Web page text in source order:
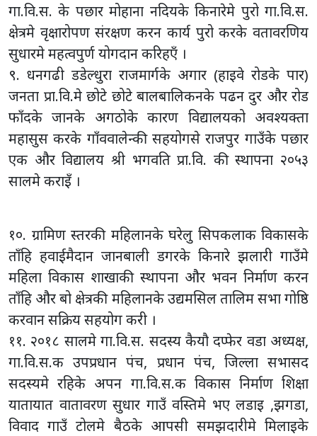
गा.वि.स. के पछार मोहाना नदियके किनारेमे पुरो गा.वि.स.
क्षेत्रमे वृक्षारोपण संरक्षण करन कार्य पुरो करके वतावरणिय
सुधारमे महत्वपुर्ण योगदान करिहएँ ।
९. धनगढी डडेल्धुरा राजमार्गके अगार (हाइवे रोडके पार)
जनता प्रा.वि.मे छोटे छोटे बालबालिकनके पढन दुर और रोड
फाँदके जानके अगठोके कारण विद्यालयको अवश्यक्ता
महासुस करके गाँववालेन्की सहयोगसे राजपुर गाउँके पछार
एक और विद्यालय श्री भगवति प्रा.वि. की स्थापना २०५३
सालमे कराइँ ।
१०. ग्रामिण स्तरकी महिलानके घरेलु सिपकलाक विकासके
ताँहि हवाईमैदान जानबाली डगरके किनारे झलारी गाउँमे
महिला विकास शाखाकी स्थापना और भवन निर्माण करन
ताँहि और बो क्षेत्रकी महिलानके उद्यमसिल तालिम सभा गोष्ठि
करवान सक्रिय सहयोग करी ।
११. २०१८ सालमे गा.वि.स. सदस्य कैयौ दप्फेर वडा अध्यक्ष,
गा.वि.स.क उपप्रधान पंच, प्रधान पंच, जिल्ला सभासद
सदस्यमे रहिके अपन गा.वि.स.क विकास निर्माण शिक्षा
यातायात वातावरण सुधार गाउँ वस्तिमे भए लडाइ ,झगडा,
विवाद गाउँ टोलमे बैठके आपसी समझदारीमे मिलाइके